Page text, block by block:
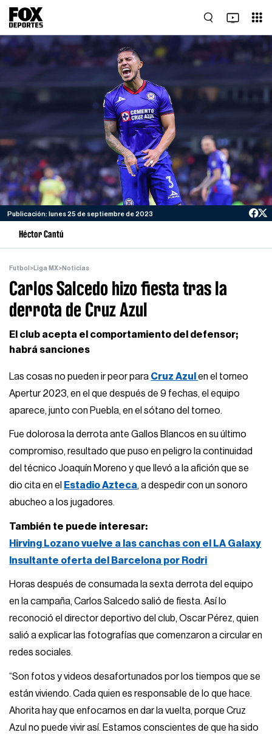
Publicación: lunes 25 de septiembre de 2023
Héctor Cantú
Futbol >Liga MX>Noticias
Carlos Salcedo hizo fiesta tras la
derrota de Cruz Azul
El club acepta el comportamiento del defensor;
habrá sanciones
Las cosas no pueden ir peor para Cruz Azulen el torneo
Apertur 2023, en el que después de 9 fechas, el equipo
aparece, junto con Puebla, en el sótano del torneo.
Fue dolorosa la derrota ante Gallos Blancos en su último
compromiso, resultado que puso en peligro la continuidad
del técnico Joaquín Moreno y que llevó a la afición que se
dio cita en el
Estadio Azteca, a despedir con un sonoro
abucheo a los jugadores.
También te puede interesar:
Hirving Lozano vuelve a las canchas con el LA Galaxy
Insultante oferta del Barcelona por Rodri
Horas después de consumada la sexta derrota del equipo
en la campaña, Carlos Salcedo salió de fiesta. Así lo
reconoció el director deportivo del club, Oscar Pérez, quien
salió a explicar las fotografías que comenzaron a circular en
redes sociales.
“Son fotos y videos desafortunados por los tiempos que se
están viviendo. Cada quien es responsable de lo que hace.
Ahorita hay que enfocarnos en dar la vuelta, porque Cruz
Azul no puede vivir así. Estamos conscientes de que ha sido